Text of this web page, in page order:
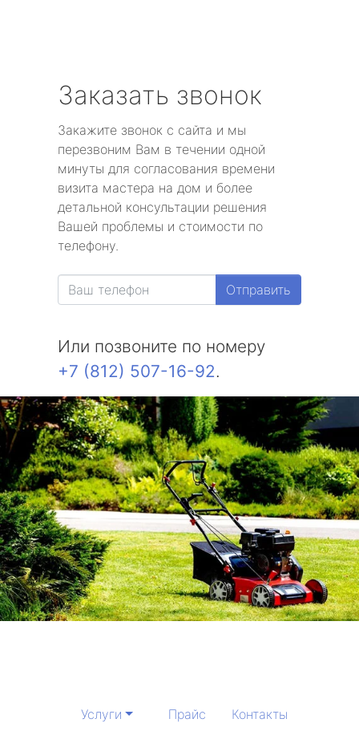
Заказать звонок
Закажите звонок с сайта и мы
перезвоним Вам в течении одной
минуты для согласования времени
визита мастера на дом и более
детальной консультации решения
Вашей проблемы и стоимости по
телефону.
Отправить
Или позвоните по номеру
+7 (812) 507-16-92.
Услуги Прайс Контакты